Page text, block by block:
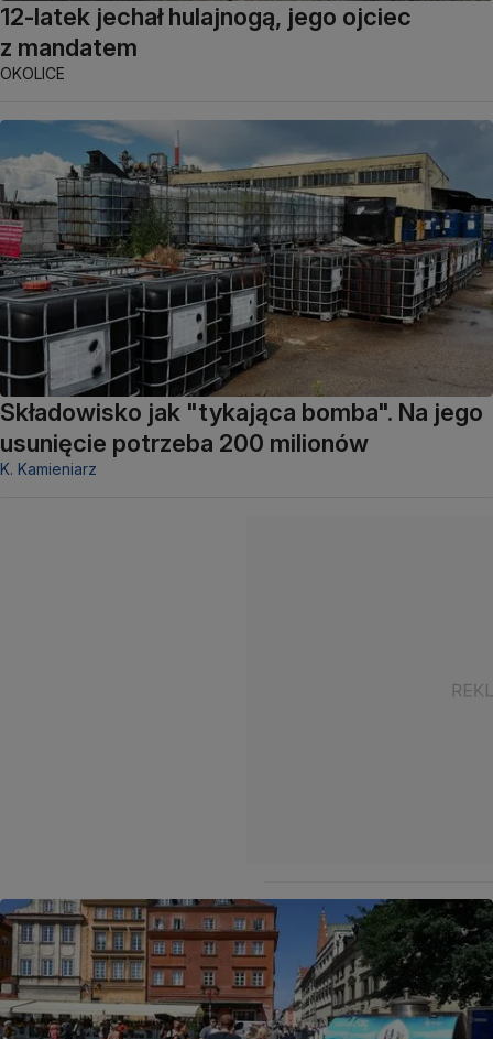
12-latek jechał hulajnogą, jego ojciec
z mandatem
OKOLICE
Składowisko jak "tykająca bomba". Na jego
usunięcie potrzeba 200 milionów
K. Kamieniarz